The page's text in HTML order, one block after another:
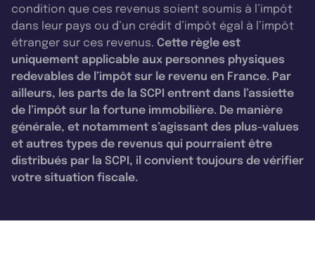
condition que ces revenus soient soumis à l’impôt
dans leur pays ou d’un crédit d’impôt égal à l’impôt
étranger sur ces revenus. Cette règle est
uniquement applicable aux personnes physiques
redevables de l’impôt sur le revenu en France. Par
ailleurs, les parts de la SCPI entrent dans l’assiette
de l’impôt sur la fortune immobilière. De manière
générale, et notamment s’agissant des plus-values
et autres types de revenus qui pourraient être
distribués par la SCPI, il convient toujours de vérifier
votre situation fiscale.